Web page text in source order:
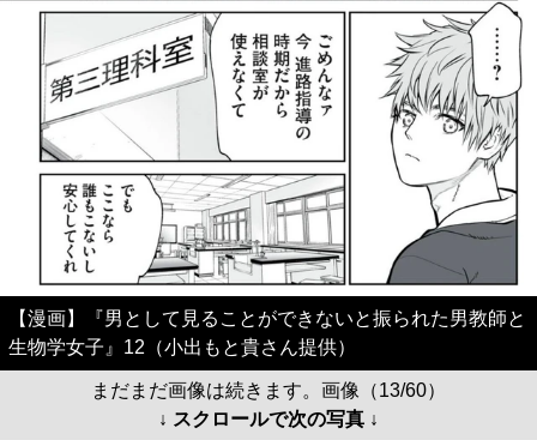
【漫画】『男として見ることができないと振られた男教師と
生物学女子』12（小出もと貴さん提供）
まだまだ画像は続きます。画像（13/60）
↓ スクロールで次の写真 ↓